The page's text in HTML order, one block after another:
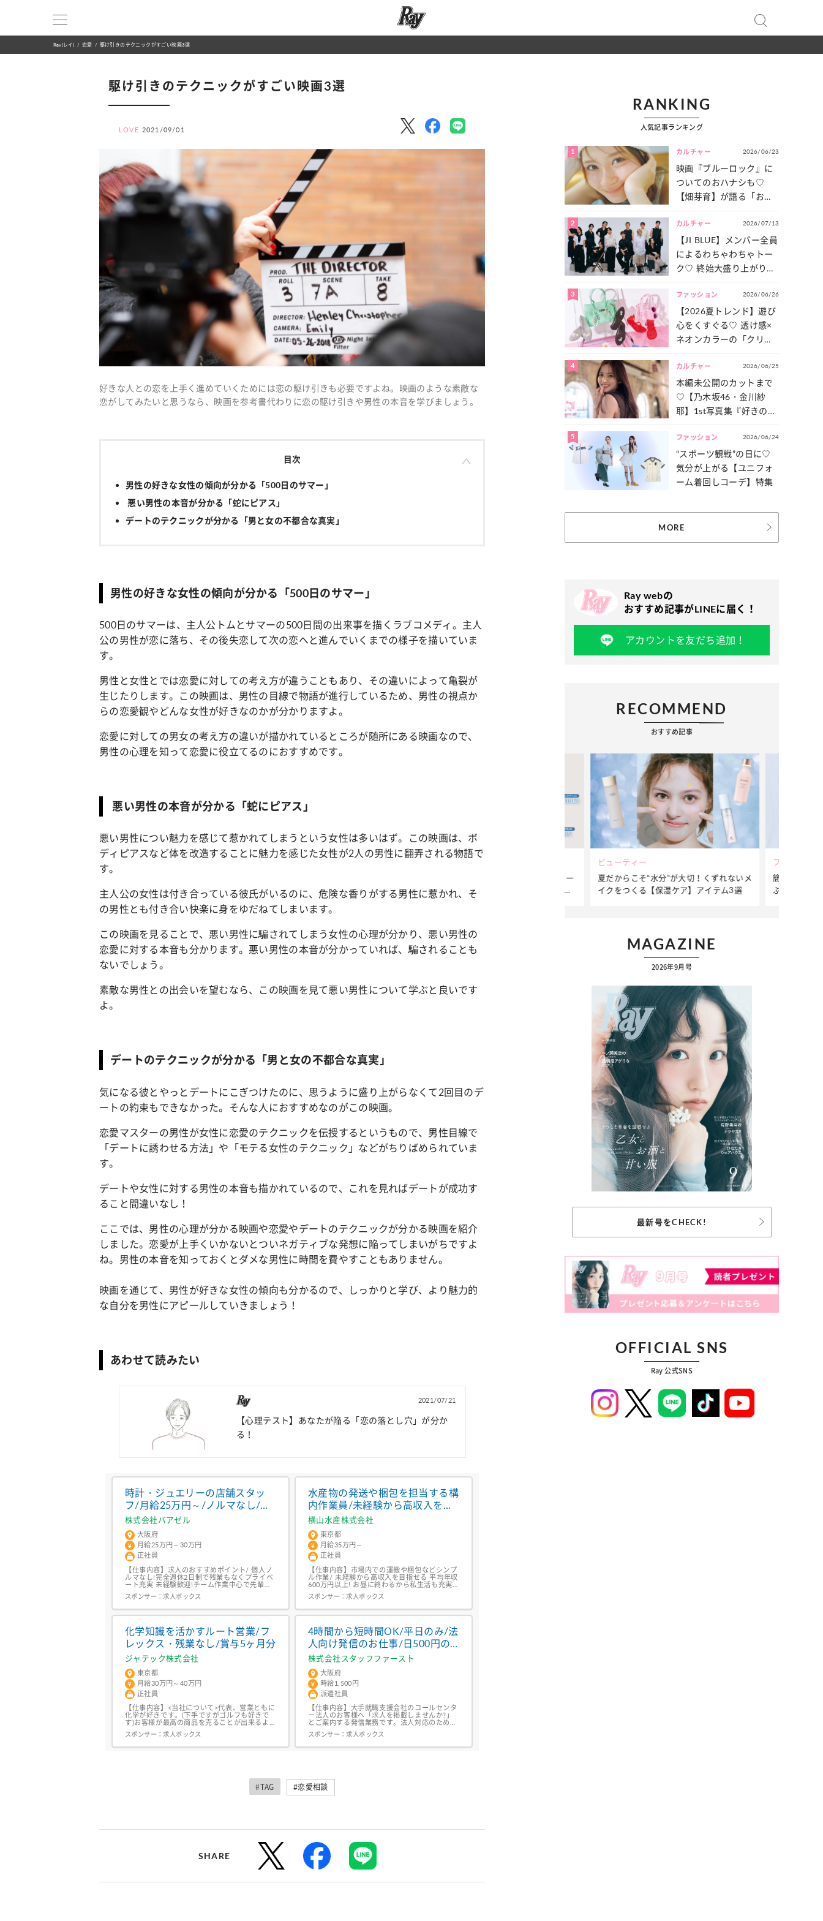
Ray(レイ) 恋愛 駆け引きのテクニックがすごい映画3選
駆け引きのテクニックがすごい映画3選
LOVE 2021/09/01
好きな人との恋を上手く進めていくためには恋の駆け引きも必要ですよね。映画のような素敵な
恋がしてみたいと思うなら、映画を参考書代わりに恋の駆け引きや男性の本音を学びましょう。
目次
男性の好きな女性の傾向が分かる「500日のサマー」
悪い男性の本音が分かる「蛇にピアス」
デートのテクニックが分かる「男と女の不都合な真実」
男性の好きな女性の傾向が分かる「500日のサマー」
500日のサマーは、主人公トムとサマーの500日間の出来事を描くラブコメディ。主人
公の男性が恋に落ち、その後失恋して次の恋へと進んでいくまでの様子を描いていま
す。
男性と女性とでは恋愛に対しての考え方が違うこともあり、その違いによって亀裂が
生じたりします。この映画は、男性の目線で物語が進行しているため、男性の視点か
らの恋愛観やどんな女性が好きなのかが分かりますよ。
恋愛に対しての男女の考え方の違いが描かれているところが随所にある映画なので、
男性の心理を知って恋愛に役立てるのにおすすめです。
悪い男性の本音が分かる「蛇にピアス」
悪い男性につい魅力を感じて惹かれてしまうという女性は多いはず。この映画は、ボ
ディピアスなど体を改造することに魅力を感じた女性が2人の男性に翻弄される物語で
す。
主人公の女性は付き合っている彼氏がいるのに、危険な香りがする男性に惹かれ、そ
の男性とも付き合い快楽に身をゆだねてしまいます。
この映画を見ることで、悪い男性に騙されてしまう女性の心理が分かり、悪い男性の
恋愛に対する本音も分かります。悪い男性の本音が分かっていれば、騙されることも
ないでしょう。
素敵な男性との出会いを望むなら、この映画を見て悪い男性について学ぶと良いです
よ。
デートのテクニックが分かる「男と女の不都合な真実」
気になる彼とやっとデートにこぎつけたのに、思うように盛り上がらなくて2回目のデ
ートの約束もできなかった。そんな人におすすめなのがこの映画。
恋愛マスターの男性が女性に恋愛のテクニックを伝授するというもので、男性目線で
「デートに誘わせる方法」や「モテる女性のテクニック」などがちりばめられていま
す。
デートや女性に対する男性の本音も描かれているので、これを見ればデートが成功す
ること間違いなし！
ここでは、男性の心理が分かる映画や恋愛やデートのテクニックが分かる映画を紹介
しました。恋愛が上手くいかないとついネガティブな発想に陥ってしまいがちですよ
ね。男性の本音を知っておくとダメな男性に時間を費やすこともありません。
映画を通じて、男性が好きな女性の傾向も分かるので、しっかりと学び、より魅力的
な自分を男性にアピールしていきましょう！
あわせて読みたい
2021/07/21
【心理テスト】あなたが陥る「恋の落とし穴」が分か
る！
時計・ジュエリーの店舗スタッ
フ/月給25万円～/ノルマなし/完
全週休2日/残業なし
株式会社バアゼル
大阪府
月給25万円～30万円
正社員
【仕事内容】求人のおすすめポイント/ 個人ノ
ルマなし!完全週休2日制で残業もなくプライベ
ート充実 未経験歓迎!チーム作業中心で先輩ス
タッフが丁寧にサポート 心斎橋駅から徒歩5分
の駅チカ!海外一流ブランドの知識が身につく<
バアゼル 心斎橋店」にて、海外ブランドの時
給25万円〜スタート!個人ノルマや基本残...
スポンサー：求人ボックス
水産物の発送や梱包を担当する構
内作業員/未経験から高収入を目
指せる!月給35万円〜&昇給年2回
あり!活気ある足立市場内での作
業スタッフ
横山水産株式会社
東京都
月給35万円～
正社員
【仕事内容】市場内での運搬や梱包などシンプ
ル作業/ 未経験から高収入を目指せる 平均年収
600万円以上! お昼に終わるから私生活も充実<
お任せするお仕事は >鮪や鮮魚を市場内で運搬
発送に向けて丁寧に梱包鮪加工などの簡単なサ
タートを応援 >魚の知識がなくても大丈夫で
サポート体制も、...
スポンサー：求人ボックス
化学知識を活かすルート営業/フ
レックス・残業なし/賞与5ヶ月分
ジャテック株式会社
東京都
月給30万円～40万円
正社員
【仕事内容】<当社について>代表、営業ともに
化学が好きです。(下手ですがゴルフも好きで
す)お客様が最高の商品を売ることが出来るよ
うに、希望に合った<地盤改良材>を提案するメ
ーカーです。<例えば>大きな地震が起こった際
に脆い地面に建物がある場合、上の建物もろと
スポンサー：求人ボックス
4時間から短時間OK/平日のみ/法
人向け発信のお仕事/日500円の
手当つき
株式会社スタッフファースト
大阪府
時給1,500円
派遣社員
【仕事内容】大手就職支援会社のコールセンタ
ー法人のお客様へ「求人を掲載しませんか?」
とご案内する発信業務です。法人対応のため、
クレームはほとんどありません マニュアルに
沿ってお伺いするだけなので、安心してスター
トできます。 弊社限定!手当あり 出勤日数×500
スポンサー：求人ボックス
#TAG #恋愛相談
SHARE
RANKING
人気記事ランキング
1 カルチャー 2026/06/23
映画『ブルーロック』に
ついてのおハナシも♡
【畑芽育】が語る「お仕
は？
2 カルチャー 2026/07/13
【JI BLUE】メンバー全員
によるわちゃわちゃトー
ク♡ 終始大盛り上がりだ
一気見せ！
3 ファッション 2026/06/26
【2026夏トレンド】遊び
心をくすぐる♡ 透け感×
ネオンカラーの「クリア
4 カルチャー 2026/06/25
本編未公開のカットまで
♡【乃木坂46・金川紗
耶】1st写真集『好きのグ
たっぷりとお届け！
5 ファッション 2026/06/24
“スポーツ観戦”の日に♡
気分が上がる【ユニフォ
ーム着回しコーデ】特集
MORE
Ray webの
おすすめ記事がLINEに届く！
アカウントを友だち追加！
RECOMMEND
おすすめ記事
れ女子が夢中な「ヌン活」の楽しみ方
8月20日の運勢は？
【Dリーグ】Ray世代注目のプロダンサー
集団♡ 各チームを彩る「イケメンダンサ
ー」特集
ビューティー
夏だからこそ“水分”が大切！くずれないメ
イクをつくる【保湿ケア】アイテム3選
ファッション
簡単アレン
ぷりの【そ
MAGAZINE
2026年9月号
最新号をCHECK!
OFFICIAL SNS
Ray 公式SNS